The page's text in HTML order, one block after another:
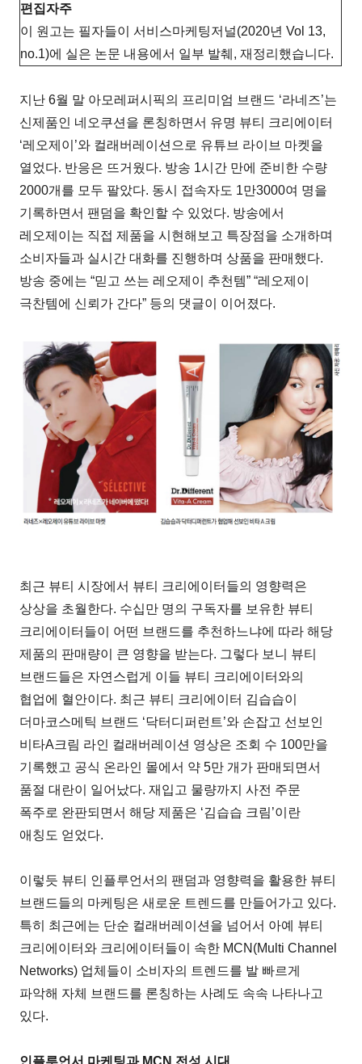
편집자주
이 원고는 필자들이 서비스마케팅저널(2020년 Vol 13,
no.1)에 실은 논문 내용에서 일부 발췌, 재정리했습니다.
지난 6월 말 아모레퍼시픽의 프리미엄 브랜드 ‘라네즈’는
신제품인 네오쿠션을 론칭하면서 유명 뷰티 크리에이터
‘레오제이’와 컬래버레이션으로 유튜브 라이브 마켓을
열었다. 반응은 뜨거웠다. 방송 1시간 만에 준비한 수량
2000개를 모두 팔았다. 동시 접속자도 1만3000여 명을
기록하면서 팬덤을 확인할 수 있었다. 방송에서
레오제이는 직접 제품을 시현해보고 특장점을 소개하며
소비자들과 실시간 대화를 진행하며 상품을 판매했다.
방송 중에는 “믿고 쓰는 레오제이 추천템” “레오제이
극찬템에 신뢰가 간다” 등의 댓글이 이어졌다.
최근 뷰티 시장에서 뷰티 크리에이터들의 영향력은
상상을 초월한다. 수십만 명의 구독자를 보유한 뷰티
크리에이터들이 어떤 브랜드를 추천하느냐에 따라 해당
제품의 판매량이 큰 영향을 받는다. 그렇다 보니 뷰티
브랜드들은 자연스럽게 이들 뷰티 크리에이터와의
협업에 혈안이다. 최근 뷰티 크리에이터 김습습이
더마코스메틱 브랜드 ‘닥터디퍼런트’와 손잡고 선보인
비타A크림 라인 컬래버레이션 영상은 조회 수 100만을
기록했고 공식 온라인 몰에서 약 5만 개가 판매되면서
품절 대란이 일어났다. 재입고 물량까지 사전 주문
폭주로 완판되면서 해당 제품은 ‘김습습 크림’이란
애칭도 얻었다.
이렇듯 뷰티 인플루언서의 팬덤과 영향력을 활용한 뷰티
브랜드들의 마케팅은 새로운 트렌드를 만들어가고 있다.
특히 최근에는 단순 컬래버레이션을 넘어서 아예 뷰티
크리에이터와 크리에이터들이 속한 MCN(Multi Channel
Networks) 업체들이 소비자의 트렌드를 발 빠르게
파악해 자체 브랜드를 론칭하는 사례도 속속 나타나고
있다.